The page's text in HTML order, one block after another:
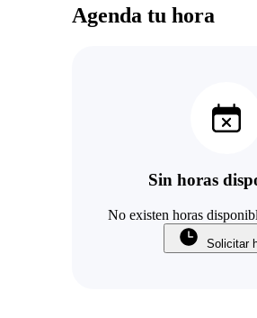
Agenda tu hora
Sin horas
No existen horas
Solicitar